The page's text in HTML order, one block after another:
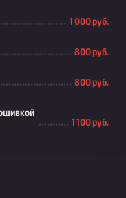
1 000 руб.
800 руб.
800 руб.
1 100 руб.